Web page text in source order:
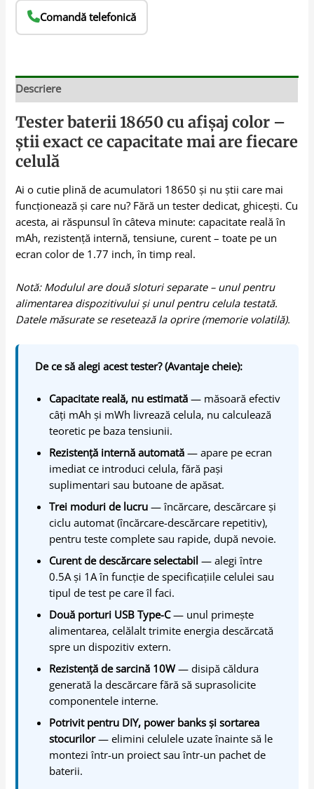
Comandă telefonică
Descriere
Tester baterii 18650 cu afișaj color –
știi exact ce capacitate mai are fiecare
celulă
Ai o cutie plină de acumulatori 18650 și nu știi care mai
funcționează și care nu? Fără un tester dedicat, ghicești. Cu
acesta, ai răspunsul în câteva minute: capacitate reală în
mAh, rezistență internă, tensiune, curent – toate pe un
ecran color de 1.77 inch, în timp real.
Notă: Modulul are două sloturi separate – unul pentru
alimentarea dispozitivului și unul pentru celula testată.
Datele măsurate se resetează la oprire (memorie volatilă).
De ce să alegi acest tester? (Avantaje cheie):
Capacitate reală, nu estimată — măsoară efectiv
câți mAh și mWh livrează celula, nu calculează
teoretic pe baza tensiunii.
Rezistență internă automată — apare pe ecran
imediat ce introduci celula, fără pași
suplimentari sau butoane de apăsat.
Trei moduri de lucru — încărcare, descărcare și
ciclu automat (încărcare-descărcare repetitiv),
pentru teste complete sau rapide, după nevoie.
Curent de descărcare selectabil — alegi între
0.5A și 1A în funcție de specificațiile celulei sau
tipul de test pe care îl faci.
Două porturi USB Type-C— unul primește
alimentarea, celălalt trimite energia descărcată
spre un dispozitiv extern.
Rezistență de sarcină 10W— disipă căldura
generată la descărcare fără să suprasolicite
componentele interne.
Potrivit pentru DIY, power banks și sortarea
stocurilor— elimini celulele uzate înainte să le
montezi într-un proiect sau într-un pachet de
baterii.